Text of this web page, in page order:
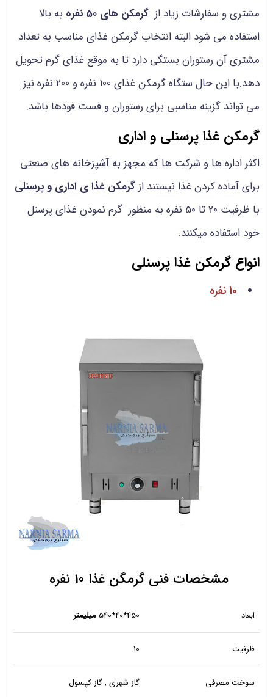
مشتری و سفارشات زیاد از گرمکن های 50 نفره
به بالا
استفاده می شود البته انتخاب گرمکن غذای مناسب به تعداد
مشتری آن رستوران بستگی دارد تا به موقع غذای گرم تحویل
دهد.با این حال ستگاه گرمکن غذای 100 نفره و 200 نفره نیز
می تواند گزینه مناسبی برای رستوران و فست فودها باشد.
گرمکن غذا پرسنلی و اداری
اکثر اداره ها و شرکت ها که مجهز به آشپزخانه های صنعتی
برای آماده کردن غذا نیستند ازگرمکن غذا ی اداری و پرسنلی
با ظرفیت 20 تا 50 نفره به منظور گرم نمودن غذای پرسنل
خود استفاده میکنند.
انواع گرمکن غذا پرسنلی
مشخصات فنی گرمگن غذا 10 نفره
ابعاد 450*40*540 میلیمتر
ظرفیت 10
سوخت مصرفی گاز شهری , گاز کپسول